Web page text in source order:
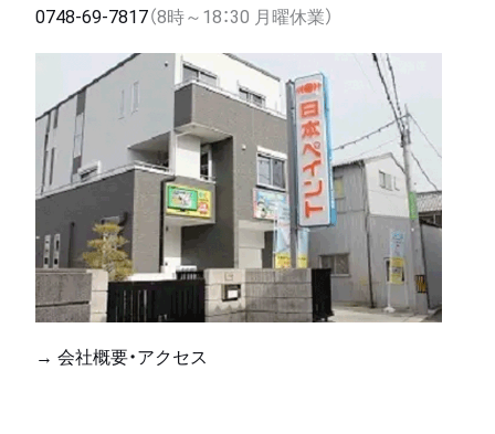
0748-69-7817（8時～18：30 月曜休業）
→ 会社概要・アクセス